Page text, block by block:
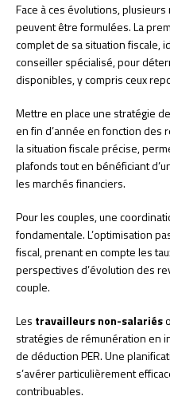
Face à ces évolutions,
peuvent être formulées. La
complet de sa situation fiscale,
conseiller spécialisé, pour
disponibles, y compris ceux
Mettre en place une stratégie
en fin d’année en fonction des
la situation fiscale précise,
plafonds tout en bénéficiant
les marchés financiers.
Pour les couples, une
fondamentale. L’optimisation
fiscal, prenant en compte les
perspectives d’évolution des
couple.
Les travailleurs non-salariés
stratégies de rémunération en
de déduction PER. Une
s’avérer particulièrement
contribuables.